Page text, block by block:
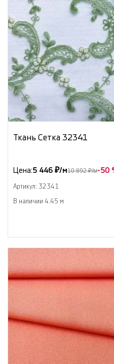
Ткань Сетка 32341
Цена:5 446 ₽/м10 892 ₽/м-50
Артикул: 32341
В наличии 4.45 м